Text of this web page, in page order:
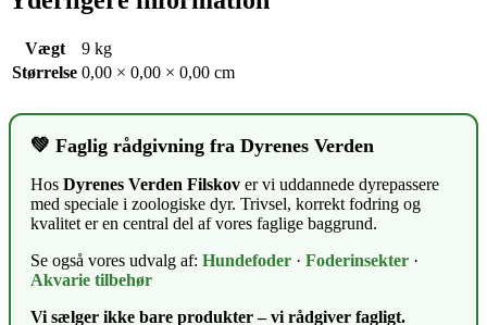
Vægt
9 kg
Størrelse 0,00 × 0,00 × 0,00 cm
💚 Faglig rådgivning fra Dyrenes Verden
Hos Dyrenes Verden Filskov er vi uddannede dyrepassere
med speciale i zoologiske dyr. Trivsel, korrekt fodring og
kvalitet er en central del af vores faglige baggrund.
Se også vores udvalg af: Hundefoder · Foderinsekter ·
Akvarie tilbehør
Vi sælger ikke bare produkter – vi rådgiver fagligt.